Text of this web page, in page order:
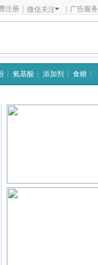
注册 微信关注 广告服务
氨基酸 添加剂 食糖